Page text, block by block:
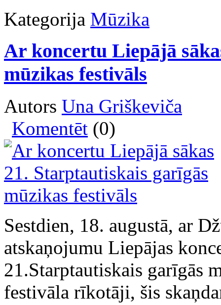
Kategorija Mūzika
Ar koncertu Liepājā
mūzikas festivāls
Autors Una Griškeviča
Komentēt (0)
Sestdien, 18. augustā, ar
atskaņojumu Liepājas
21.Starptautiskais garīgās
festivāla rīkotāji, šis